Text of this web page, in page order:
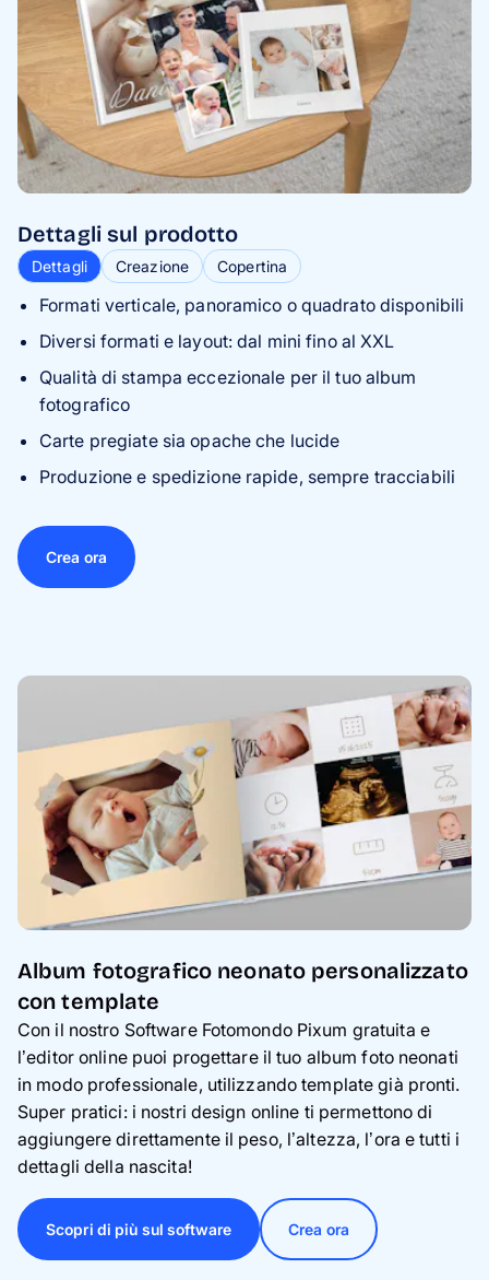
Dettagli sul prodotto
Dettagli Creazione Copertina
Formati verticale, panoramico o quadrato disponibili
Diversi formati e layout: dal mini fino al XXL
Qualità di stampa eccezionale per il tuo album
fotografico
Carte pregiate sia opache che lucide
Produzione e spedizione rapide, sempre tracciabili
Crea ora
Album fotografico neonato personalizzato
con template
Con il nostro Software Fotomondo Pixum gratuita e
l’editor online puoi progettare il tuo album foto neonati
in modo professionale, utilizzando template già pronti.
Super pratici: i nostri design online ti permettono di
aggiungere direttamente il peso, l’altezza, l’ora e tutti i
dettagli della nascita!
Scopri di più sul software Crea ora